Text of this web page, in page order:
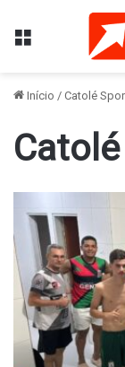
Menu
Início / Catolé